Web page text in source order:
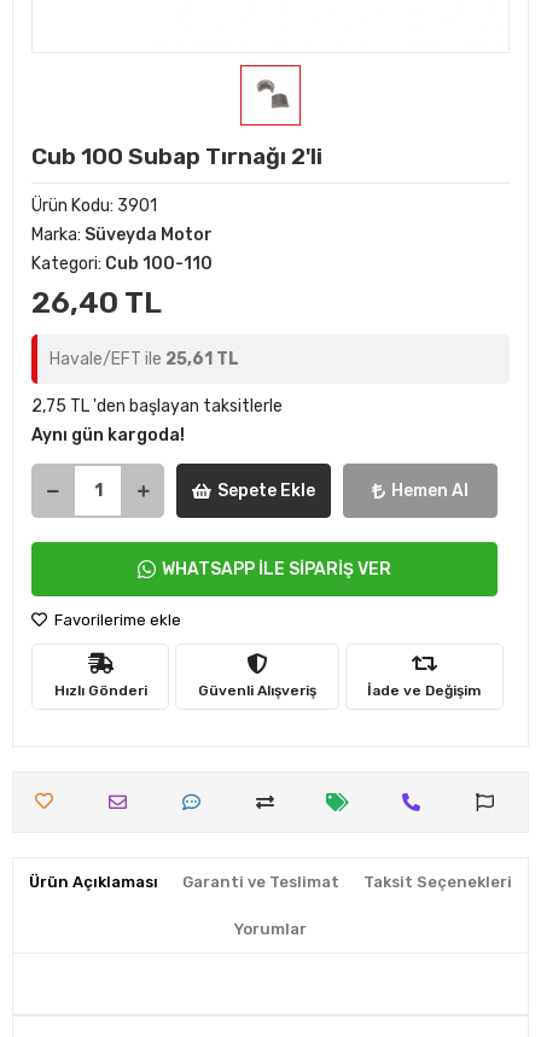
Cub 100 Subap Tırnağı 2'li
Ürün Kodu: 3901
Marka: Süveyda Motor
Kategori: Cub 100-110
26,40 TL
Havale/EFT ile 25,61 TL
2,75 TL 'den başlayan taksitlerle
Aynı gün kargoda!
Sepete Ekle Hemen Al
WHATSAPP İLE SİPARİŞ VER
Favorilerime ekle
Hızlı Gönderi Güvenli Alışveriş İade ve Değişim
Ürün Açıklaması Garanti ve Teslimat Taksit Seçenekleri
Yorumlar